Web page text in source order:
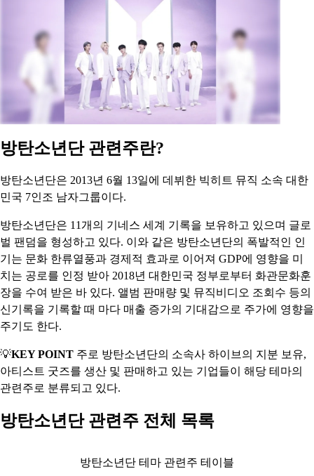
방탄소년단 관련주란?
방탄소년단은 2013년 6월 13일에 데뷔한 빅히트 뮤직 소속 대한
민국 7인조 남자그룹이다.
방탄소년단은 11개의 기네스 세계 기록을 보유하고 있으며 글로
벌 팬덤을 형성하고 있다. 이와 같은 방탄소년단의 폭발적인 인
기는 문화 한류열풍과 경제적 효과로 이어져 GDP에 영향을 미
치는 공로를 인정 받아 2018년 대한민국 정부로부터 화관문화훈
장을 수여 받은 바 있다. 앨범 판매량 및 뮤직비디오 조회수 등의
신기록을 기록할 때 마다 매출 증가의 기대감으로 주가에 영향을
주기도 한다.
💡KEY POINT 주로 방탄소년단의 소속사 하이브의 지분 보유,
아티스트 굿즈를 생산 및 판매하고 있는 기업들이 해당 테마의
관련주로 분류되고 있다.
방탄소년단 관련주 전체 목록
방탄소년단 테마 관련주 테이블